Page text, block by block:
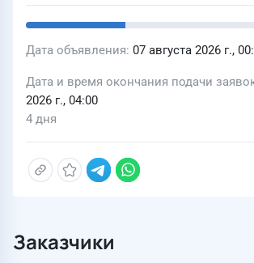
Дата объявления 07 августа 2026 г.,
Дата и время окончания подачи
2026 г., 04:00
4 дня
Заказчики